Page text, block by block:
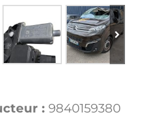
: 9840159380